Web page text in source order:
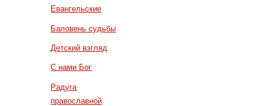
Евангельские
Баловень судьбы
Детский взгляд
С нами Бог
Радуга
православной